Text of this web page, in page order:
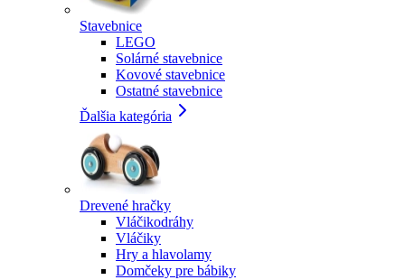
Stavebnice
LEGO
Solárné stavebnice
Kovové stavebnice
Ostatné stavebnice
Ďalšia kategória
Drevené hračky
Vláčikodráhy
Vláčiky
Hry a hlavolamy
Domčeky pre bábiky